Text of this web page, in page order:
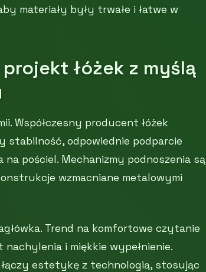
materiały były trwałe i łatwe w
łóżek z myślą
Współczesny producent łóżek
stabilność, odpowiednie podparcie
pościel. Mechanizmy podnoszenia są
wzmacniane metalowymi
Trend na komfortowe czytanie
nachylenia i miękkie wypełnienie.
estetykę z technologią, stosując